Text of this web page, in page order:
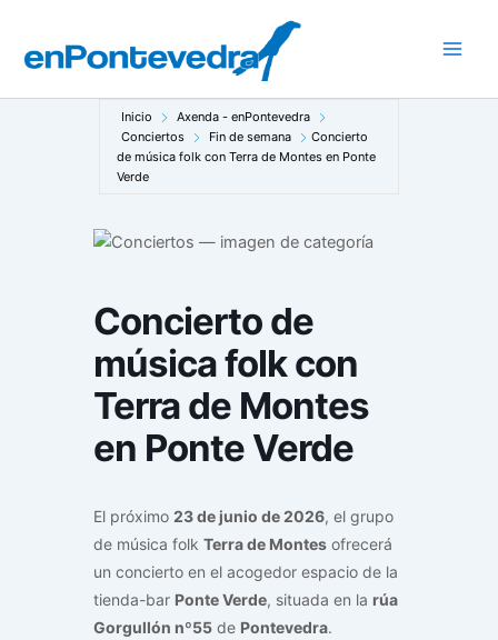
contenido
Inicio
Axenda - enPontevedra
Conciertos
Fin de semana
Concierto
de música folk con Terra de Montes en Ponte
Verde
Concierto de
música folk con
Terra de Montes
en Ponte Verde
El próximo 23 de junio de 2026, el grupo
de música folk Terra de Montes ofrecerá
un concierto en el acogedor espacio de la
tienda-bar Ponte Verde, situada en la rúa
Gorgullón nº55 de Pontevedra.